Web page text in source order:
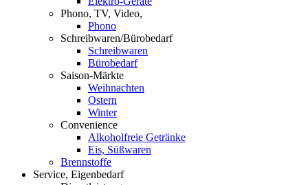
Phono, TV, Video,
Phono
Schreibwaren/Bürobedarf
Schreibwaren
Bürobedarf
Saison-Märkte
Weihnachten
Ostern
Winter
Convenience
Alkoholfreie Getränke
Eis, Süßwaren
Brennstoffe
Service, Eigenbedarf